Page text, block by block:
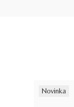
Novinka